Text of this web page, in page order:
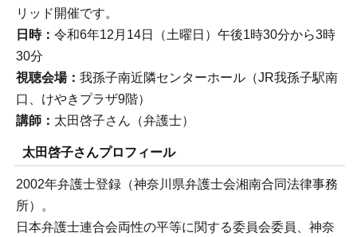
リッド開催です。
日時： 令和6年12月14日（土曜日）午後1時30分から3時
30分
視聴会場： 我孫子南近隣センターホール（JR我孫子駅南
口、けやきプラザ9階）
講師： 太田啓子さん（弁護士）
太田啓子さんプロフィール
2002年弁護士登録（神奈川県弁護士会湘南合同法律事務
所）。
日本弁護士連合会両性の平等に関する委員会委員、神奈